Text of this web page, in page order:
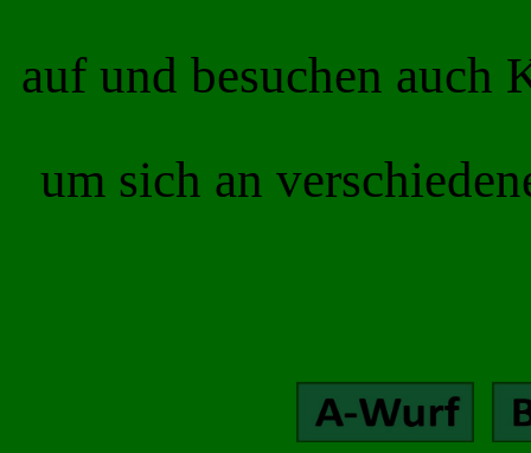
auf und besuchen auch
um sich an